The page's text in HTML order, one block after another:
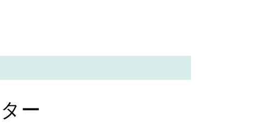
ぴったりなボランティアをチェック！
ルインタビュー
ィアはじめの一歩
ントー